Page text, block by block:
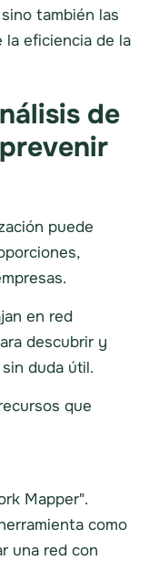
también las
la eficiencia de la
de
puede
en red
descubrir y
duda útil.
que
Mapper".
como
una red con